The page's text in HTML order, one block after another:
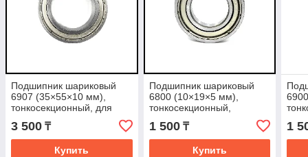
Подшипник шариковый
6907 (35×55×10 мм),
тонкосекционный, для
CT18002 / CT18026 /
CT18114 / CT18116 /
CT18102
3 500 ₸
Купить
Подшипник шариковый
6800 (10×19×5 мм),
тонкосекционный,
высокооборотистый, для
электродвигателей и
точного
1 500₸
Купить
1